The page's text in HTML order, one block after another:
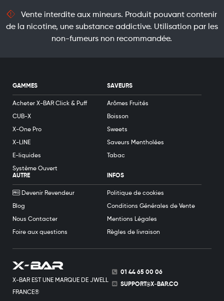
Vente interdite aux mineurs. Produit pouvant contenir
de la nicotine, une substance addictive. Utilisation par les
non-fumeurs non recommandée.
X-BAR EST UNE MARQUE DE JWELL
FRANCE®
01 44 65 00 06
SUPPORT@X-BAR.CO
GAMMES
Acheter X-BAR Click & Puff
CUB-X
X-One Pro
X-LINE
E-liquides
Système Ouvert
SAVEURS
Arômes Fruités
Boisson
Sweets
Saveurs Mentholées
Tabac
AUTRE
Devenir Revendeur
Blog
Nous Contacter
Foire aux questions
INFOS
Politique de cookies
Conditions Générales de Vente
Mentions Légales
Règles de livraison